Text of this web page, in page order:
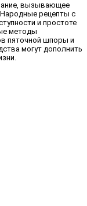
вызывающее
рецепты с
и простоте
методы
пяточной шпоры и
могут дополнить